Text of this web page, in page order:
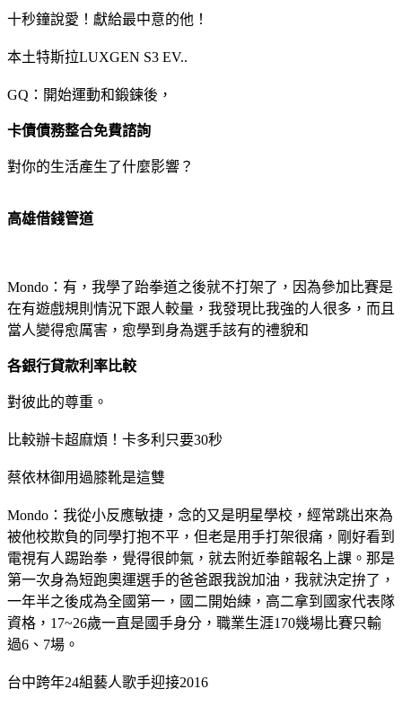
十秒鐘說愛！獻給最中意的他！
本土特斯拉LUXGEN S3 EV..
GQ：開始運動和鍛鍊後，
卡債債務整合免費諮詢
對你的生活產生了什麼影響？
高雄借錢管道
Mondo：有，我學了跆拳道之後就不打架了，因為參加比賽是
在有遊戲規則情況下跟人較量，我發現比我強的人很多，而且
當人變得愈厲害，愈學到身為選手該有的禮貌和
各銀行貸款利率比較
對彼此的尊重。
比較辦卡超麻煩！卡多利只要30秒
蔡依林御用過膝靴是這雙
Mondo：我從小反應敏捷，念的又是明星學校，經常跳出來為
被他校欺負的同學打抱不平，但老是用手打架很痛，剛好看到
電視有人踢跆拳，覺得很帥氣，就去附近拳館報名上課。那是
第一次身為短跑奧運選手的爸爸跟我說加油，我就決定拚了，
一年半之後成為全國第一，國二開始練，高二拿到國家代表隊
資格，17~26歲一直是國手身分，職業生涯170幾場比賽只輸
過6、7場。
台中跨年24組藝人歌手迎接2016